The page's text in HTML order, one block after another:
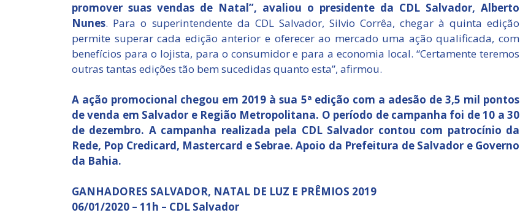
promover suas vendas de Natal”, avaliou o presidente da CDL Salvador, Alberto
Nunes. Para o superintendente da CDL Salvador, Silvio Corrêa, chegar à quinta edição
permite superar cada edição anterior e oferecer ao mercado uma ação qualificada, com
benefícios para o lojista, para o consumidor e para a economia local. “Certamente teremos
outras tantas edições tão bem sucedidas quanto esta”, afirmou.
A ação promocional chegou em 2019 à sua 5ª edição com a adesão de 3,5 mil pontos
de venda em Salvador e Região Metropolitana. O período de campanha foi de 10 a 30
de dezembro. A campanha realizada pela CDL Salvador contou com patrocínio da
Rede, Pop Credicard, Mastercard e Sebrae. Apoio da Prefeitura de Salvador e Governo
da Bahia.
GANHADORES SALVADOR, NATAL DE LUZ E PRÊMIOS 2019
06/01/2020 – 11h – CDL Salvador